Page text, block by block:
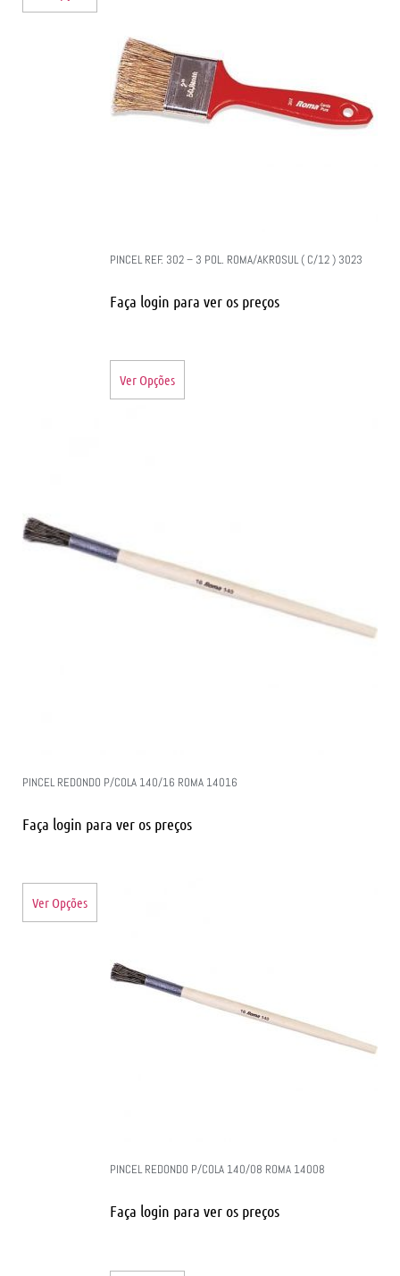
PINCEL REF. 302 – 3 POL. ROMA/AKROSUL ( C/12 ) 3023
Faça login para ver os preços
Ver Opções
PINCEL REDONDO P/COLA 140/16 ROMA 14016
Faça login para ver os preços
Ver Opções
PINCEL REDONDO P/COLA 140/08 ROMA 14008
Faça login para ver os preços